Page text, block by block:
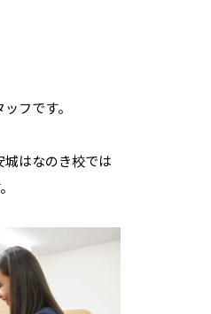
フです。
はなのき校では